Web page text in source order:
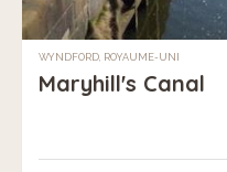
WYNDFORD, ROYAUME-UNI
Maryhill's Canal